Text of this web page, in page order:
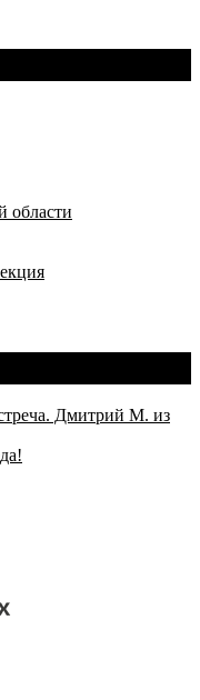
области
Дмитрий М. из